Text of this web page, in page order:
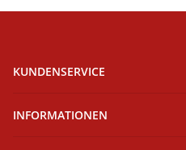
KUNDENSERVICE
INFORMATIONEN